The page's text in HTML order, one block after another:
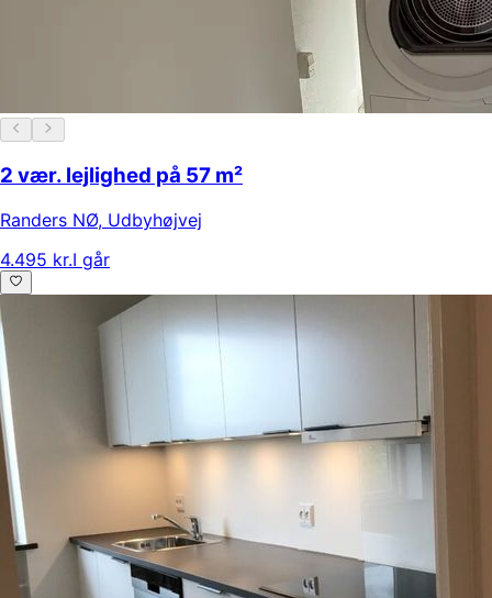
2 vær. lejlighed på 57 m²
Randers NØ, Udbyhøjvej
4.495 kr.I går